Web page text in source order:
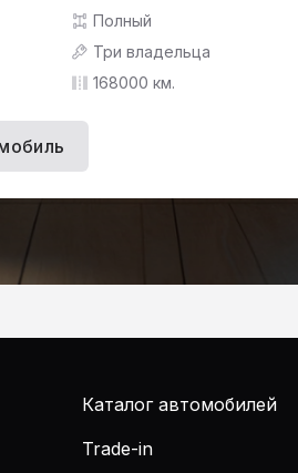
Полный
Три владельца
168000 км.
Каталог автомобилей
Trade-in